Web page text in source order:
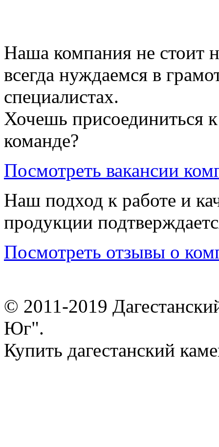
Наша компания не стоит
всегда нуждаемся в
специалистах.
Хочешь присоединиться
команде?
Посмотреть вакансии
Наш подход к работе и
продукции
Посмотреть отзывы о
© 2011-2019
Юг".
Купить дагестанский